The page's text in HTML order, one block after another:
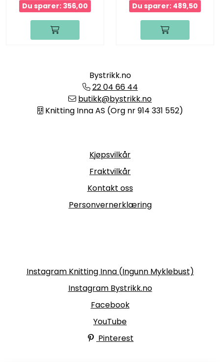
Du sparer: 356,00 Du sparer: 489,50
Bystrikk.no
22 04 66 44
butikk@bystrikk.no
Knitting Inna AS (Org nr 914 331 552)
Kjøpsvilkår
Fraktvilkår
Kontakt oss
Personvernerklæring
Instagram Knitting Inna (Ingunn Myklebust)
Instagram Bystrikk.no
Facebook
YouTube
Pinterest